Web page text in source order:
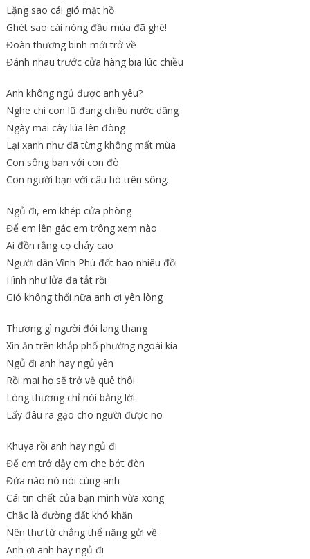
Lặng sao cái gió mặt hồ
Ghét sao cái nóng đầu mùa đã ghê!
Đoàn thương binh mới trở về
Đánh nhau trước cửa hàng bia lúc chiều
Anh không ngủ được anh yêu?
Nghe chi con lũ đang chiều nước dâng
Ngày mai cây lúa lên đòng
Lại xanh như đã từng không mất mùa
Con sông bạn với con đò
Con người bạn với câu hò trên sông.
Ngủ đi, em khép cửa phòng
Để em lên gác em trông xem nào
Ai đồn rằng cọ cháy cao
Người dân Vĩnh Phú đốt bao nhiêu đồi
Hình như lửa đã tắt rồi
Gió không thổi nữa anh ơi yên lòng
Thương gì người đói lang thang
Xin ăn trên khắp phố phường ngoài kia
Ngủ đi anh hãy ngủ yên
Rồi mai họ sẽ trở về quê thôi
Lòng thương chỉ nói bằng lời
Lấy đâu ra gạo cho người được no
Khuya rồi anh hãy ngủ đi
Để em trở dậy em che bớt đèn
Đứa nào nó nói cùng anh
Cái tin chết của bạn mình vừa xong
Chắc là đường đất khó khăn
Nên thư từ chẳng thể năng gửi về
Anh ơi anh hãy ngủ đi